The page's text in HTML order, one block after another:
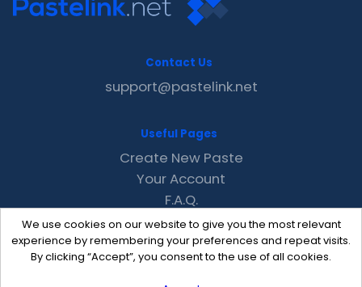
We use cookies on our website to give you the most relevant
experience by remembering your preferences and repeat visits.
By clicking “Accept”, you consent to the use of all cookies.
Contact Us
support@pastelink.net
Useful Pages
Create New Paste
Your Account
F.A.Q.
Recent
Contact